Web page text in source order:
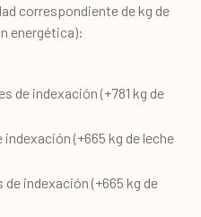
correspondiente de kg de
energética):
de indexación (+781 kg de
indexación (+665 kg de leche
de indexación (+665 kg de